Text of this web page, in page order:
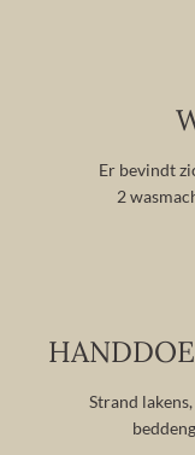
Er bevindt
2
Strand